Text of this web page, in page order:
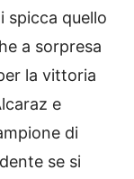
spicca quello
a sorpresa
la vittoria
e
di
se si